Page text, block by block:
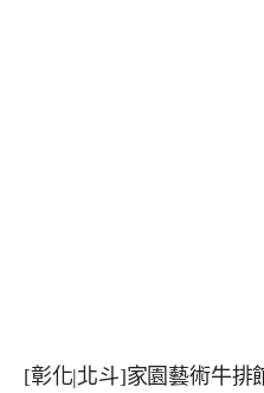
[彰化|北斗]家園藝術牛排